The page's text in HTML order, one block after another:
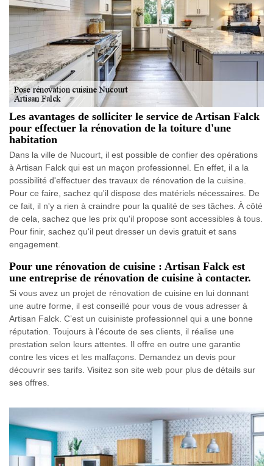
Les avantages de solliciter le service de Artisan Falck
pour effectuer la rénovation de la toiture d'une
habitation
Dans la ville de Nucourt, il est possible de confier des opérations
à Artisan Falck qui est un maçon professionnel. En effet, il a la
possibilité d'effectuer des travaux de rénovation de la cuisine.
Pour ce faire, sachez qu'il dispose des matériels nécessaires. De
ce fait, il n'y a rien à craindre pour la qualité de ses tâches. À côté
de cela, sachez que les prix qu'il propose sont accessibles à tous.
Pour finir, sachez qu'il peut dresser un devis gratuit et sans
engagement.
Pour une rénovation de cuisine : Artisan Falck est
une entreprise de rénovation de cuisine à contacter.
Si vous avez un projet de rénovation de cuisine en lui donnant
une autre forme, il est conseillé pour vous de vous adresser à
Artisan Falck. C’est un cuisiniste professionnel qui a une bonne
réputation. Toujours à l’écoute de ses clients, il réalise une
prestation selon leurs attentes. Il offre en outre une garantie
contre les vices et les malfaçons. Demandez un devis pour
découvrir ses tarifs. Visitez son site web pour plus de détails sur
ses offres.